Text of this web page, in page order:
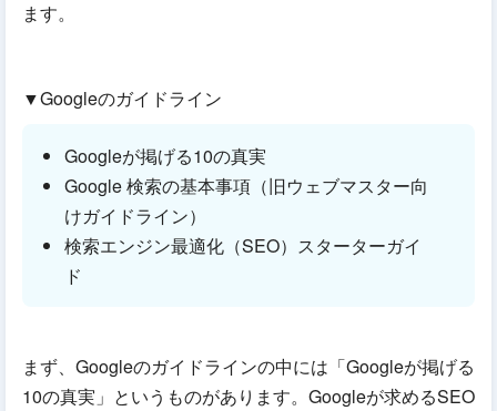
ます。
▼Googleのガイドライン
Googleが掲げる10の真実
Google 検索の基本事項（旧ウェブマスター向
けガイドライン）
検索エンジン最適化（SEO）スターターガイ
ド
まず、Googleのガイドラインの中には「Googleが掲げる
10の真実」というものがあります。Googleが求めるSEO